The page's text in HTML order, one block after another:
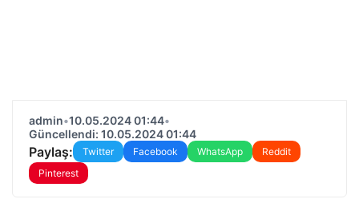
admin•10.05.2024 01:44•
Güncellendi: 10.05.2024 01:44
Paylaş: Twitter Facebook WhatsApp
Reddit
Pinterest